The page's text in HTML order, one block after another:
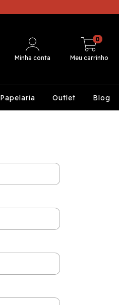
Minha conta Meu carrinho
0
Papelaria Outlet Blog